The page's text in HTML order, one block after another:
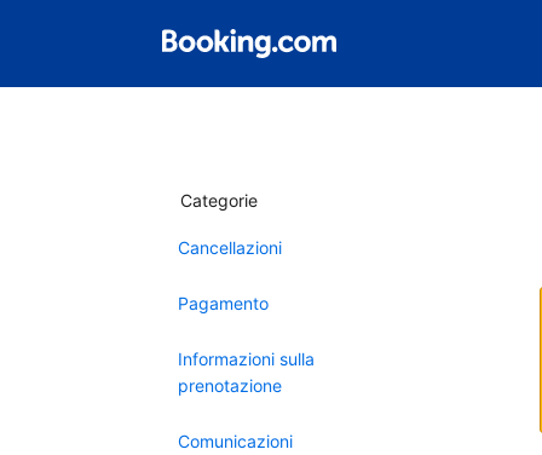
Categorie
Cancellazioni
Pagamento
Informazioni sulla
prenotazione
Comunicazioni